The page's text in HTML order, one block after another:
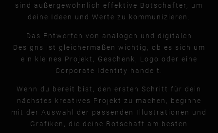
sind außergewöhnlich effektive Botschafter, um
deine Ideen und Werte zu kommunizieren.
Das Entwerfen von analogen und digitalen
Designs ist gleichermaßen wichtig, ob es sich um
ein kleines Projekt, Geschenk, Logo oder eine
Corporate Identity handelt.
Wenn du bereit bist, den ersten Schritt für dein
nächstes kreatives Projekt zu machen, beginne
mit der Auswahl der passenden Illustrationen und
Grafiken, die deine Botschaft am besten